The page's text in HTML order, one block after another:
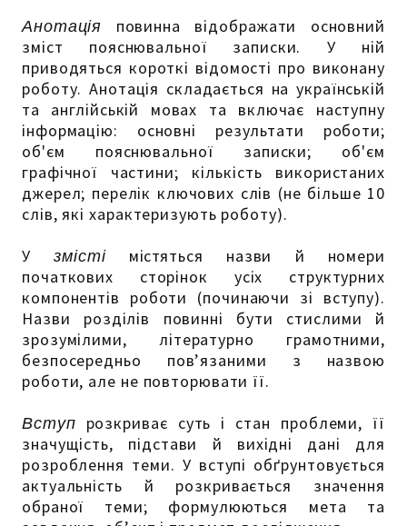
Анотація повинна відображати основний
зміст пояснювальної записки. У ній
приводяться короткі відомості про виконану
роботу. Анотація складається на українській
та англійській мовах та включає наступну
інформацію: основні результати роботи;
об'єм пояснювальної записки; об'єм
графічної частини; кількість використаних
джерел; перелік ключових слів (не більше 10
слів, які характеризують роботу).
Узмістімістяться назви й номери
початкових сторінок усіх структурних
компонентів роботи (починаючи зі вступу).
Назви розділів повинні бути стислими й
зрозумілими, літературно грамотними,
безпосередньо пов’язаними з назвою
роботи, але не повторювати її.
Вступ розкриває суть і стан проблеми, її
значущість, підстави й вихідні дані для
розроблення теми. У вступі обґрунтовується
актуальність й розкривається значення
обраної теми; формулюються мета та